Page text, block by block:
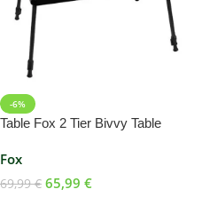
-6%
Table Fox 2 Tier Bivvy Table
Fox
69,99€ 65,99 €